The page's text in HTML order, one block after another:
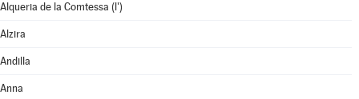
Alqueria de la Comtessa (l')
Alzira
Andilla
Anna